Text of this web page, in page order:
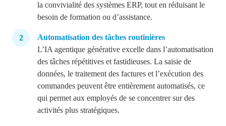
la convivialité des systèmes ERP, tout en réduisant le
besoin de formation ou d’assistance.
Automatisation des tâches routinières
L’IA agentique générative excelle dans l’automatisation
des tâches répétitives et fastidieuses. La saisie de
données, le traitement des factures et l’exécution des
commandes peuvent être entièrement automatisés, ce
qui permet aux employés de se concentrer sur des
activités plus stratégiques.